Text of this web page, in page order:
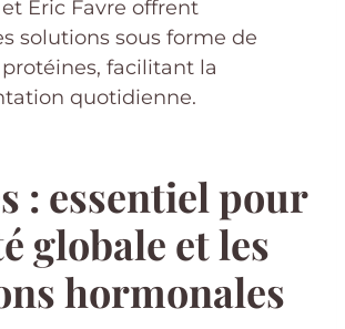
Eric Favre offrent
solutions sous forme de
facilitant la
quotidienne.
: essentiel pour
globale et les
hormonales